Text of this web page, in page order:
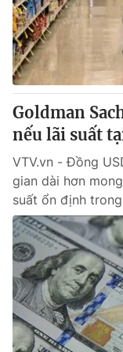
Tin tức
Thế giới đó đây
Câu chuyện quốc
Kinh tế
Tài chính
Thị trường
Góc doanh nghiệp
Dữ liệu và đời
Truyền hình
Hậu trường
Nhân vật
Khán giả
Giải sao mai
Giải trí
Điện ảnh
Âm nhạc
Sao
Đời sống
Du lịch
Làm đẹp
Chất lượng cuộc
Giáo dục
Tuyển sinh
Học trực tuyến
Công nghệ
Hitech Công nghệ
Giao lưu trực
Goldman
nếu lãi suất
VTV.vn - Đồng
gian dài hơn
suất ổn định